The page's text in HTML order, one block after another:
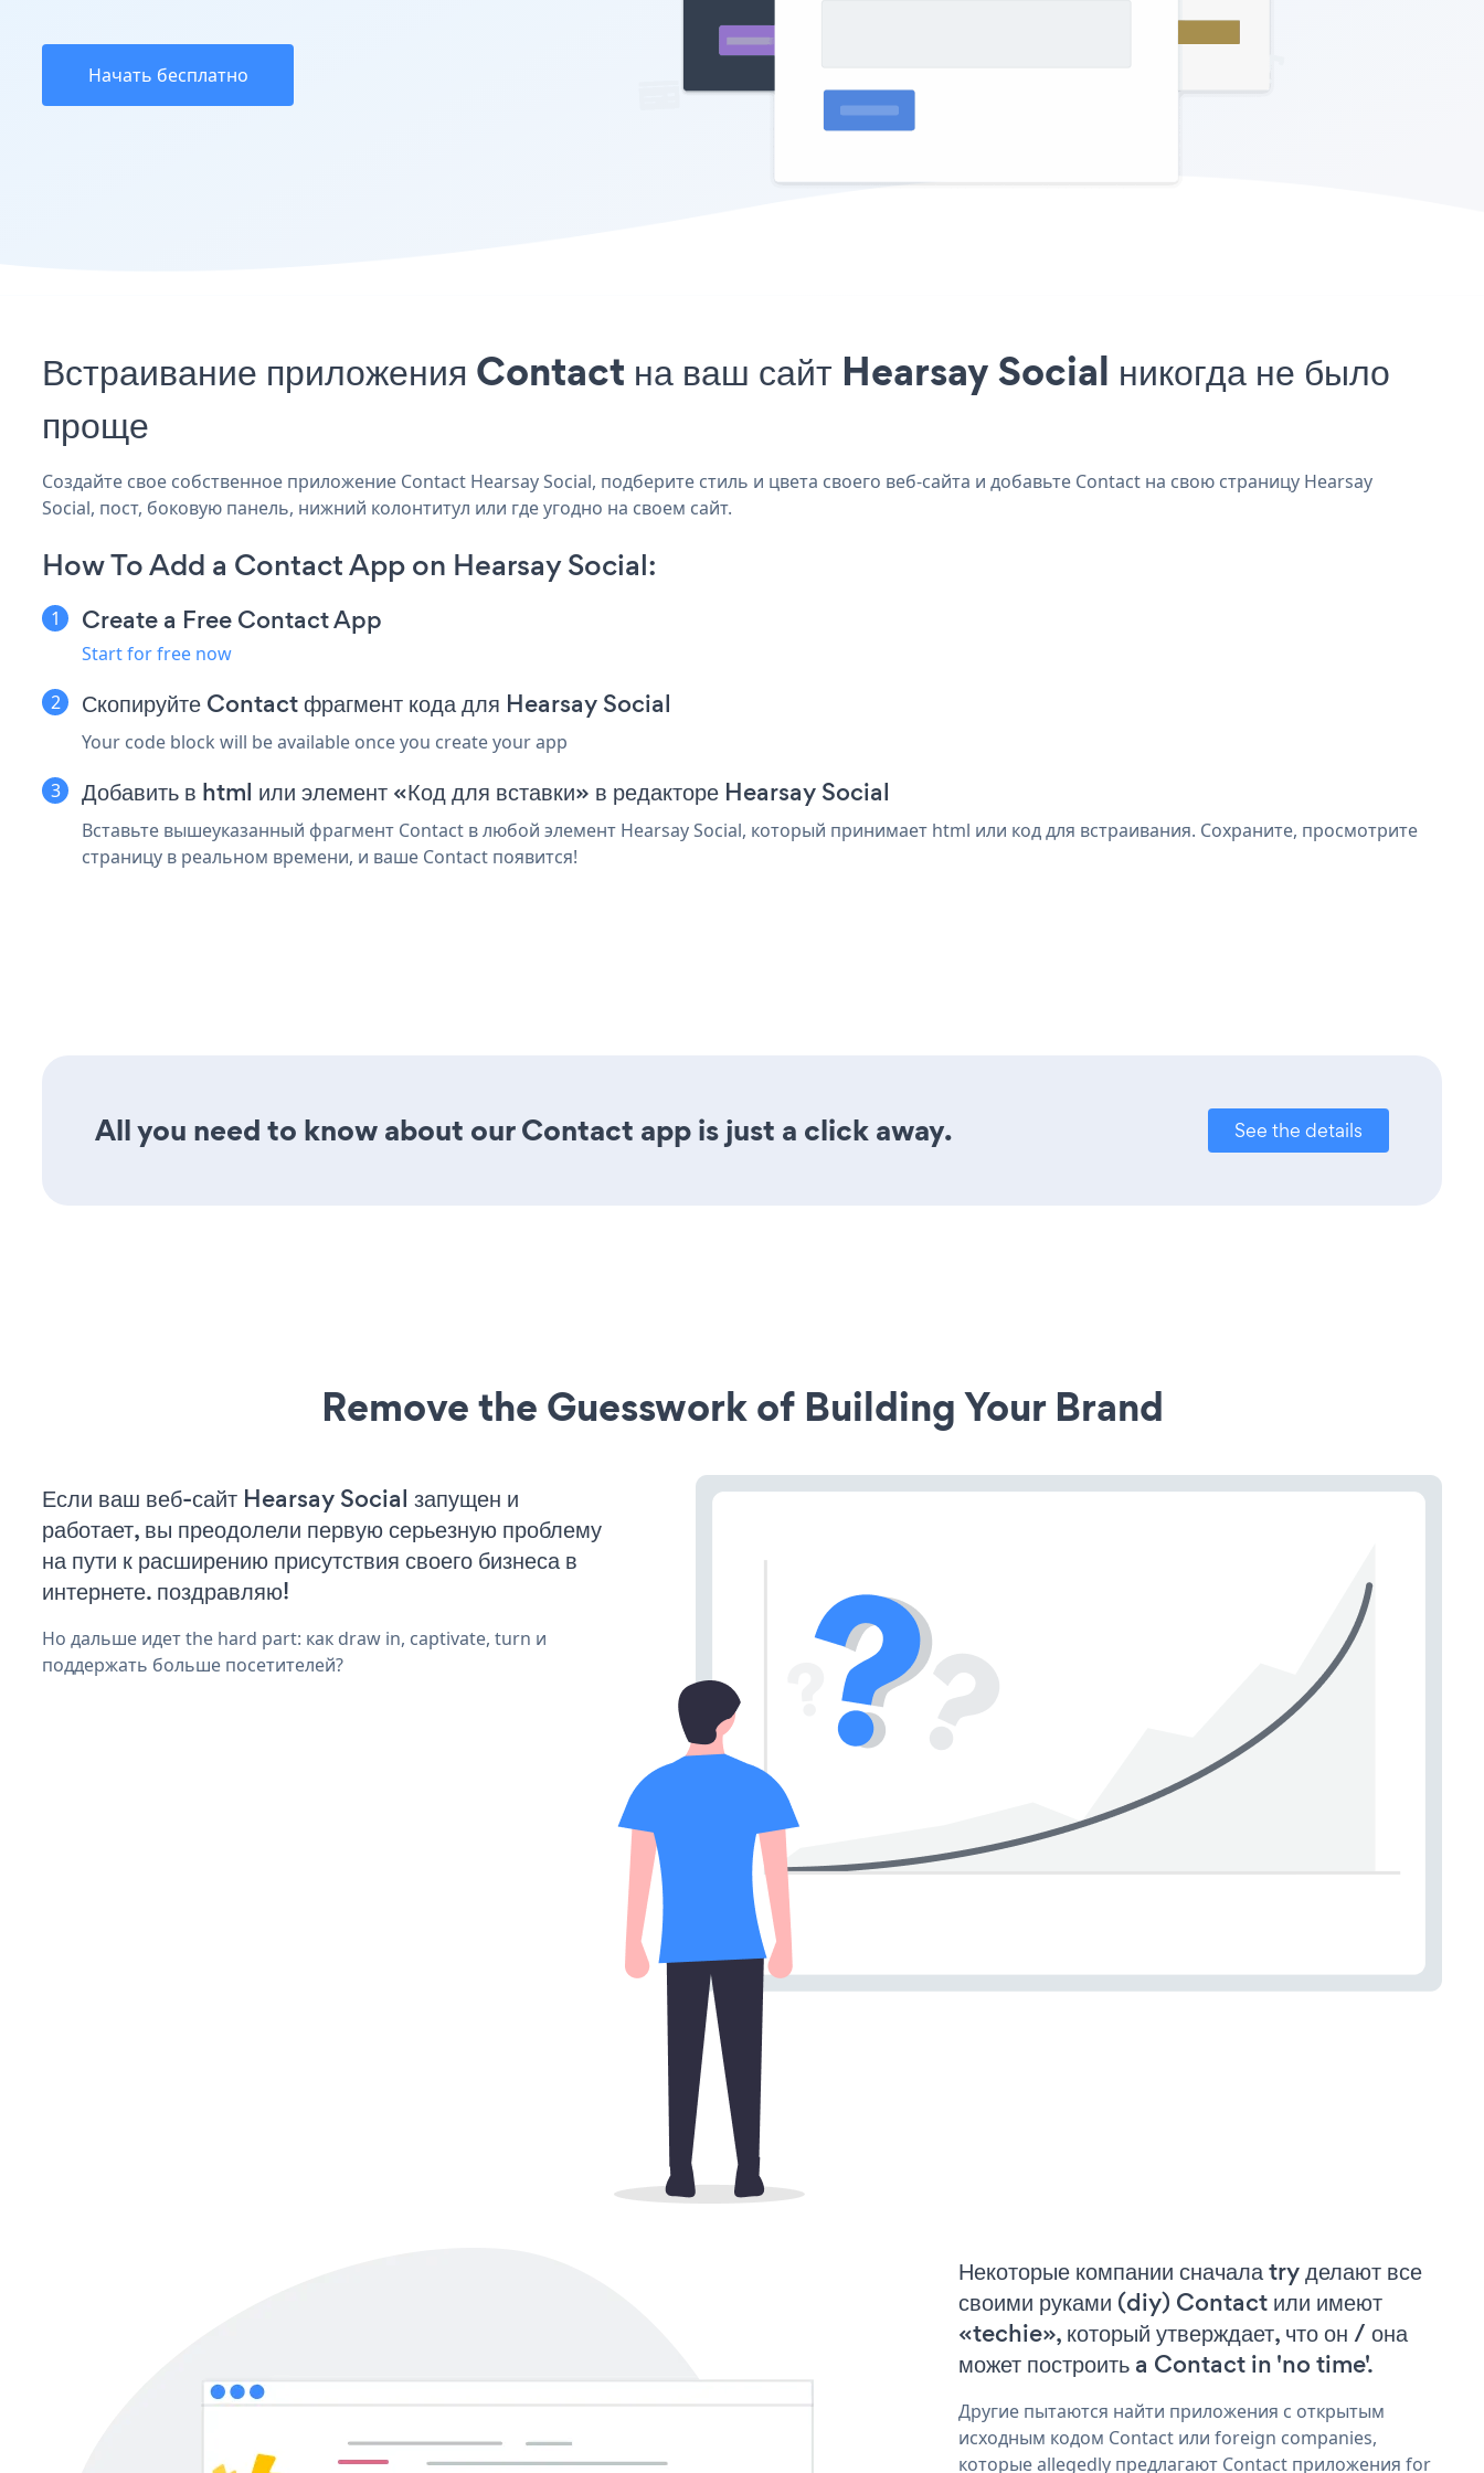
Начать бесплатно
Встраивание приложения Contact на ваш сайт Hearsay Social никогда не было
проще
Создайте свое собственное приложение Contact Hearsay Social, подберите стиль и цвета своего веб-сайта и добавьте Contact на свою страницу Hearsay
Social, пост, боковую панель, нижний колонтитул или где угодно на своем сайт.
How To Add a Contact App on Hearsay Social:
Create a Free Contact App
Start for free now
Скопируйте Contact фрагмент кода для Hearsay Social
Your code block will be available once you create your app
Добавить в html или элемент «Код для вставки» в редакторе Hearsay Social
Вставьте вышеуказанный фрагмент Contact в любой элемент Hearsay Social, который принимает html или код для встраивания. Сохраните, просмотрите
страницу в реальном времени, и ваше Contact появится!
All you need to know about our Contact app is just a click away. See the details
Remove the Guesswork of Building Your Brand
Если ваш веб-сайт Hearsay Social запущен и
работает, вы преодолели первую серьезную проблему
на пути к расширению присутствия своего бизнеса в
интернете. поздравляю!
Но дальше идет the hard part: как draw in, captivate, turn и
поддержать больше посетителей?
Некоторые компании сначала try делают все
своими руками (diy) Contact или имеют
«techie», который утверждает, что он / она
может построить a Contact in 'no time'.
Другие пытаются найти приложения с открытым
исходным кодом Contact или foreign companies,
которые allegedly предлагают Contact приложения for